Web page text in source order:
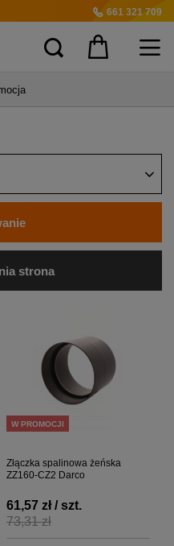
661 321 709
strona
W PROMOCJI
Złączka spalinowa żeńska
ZZ160-CZ2 Darco
73,31 zł
61,57 zł / szt.